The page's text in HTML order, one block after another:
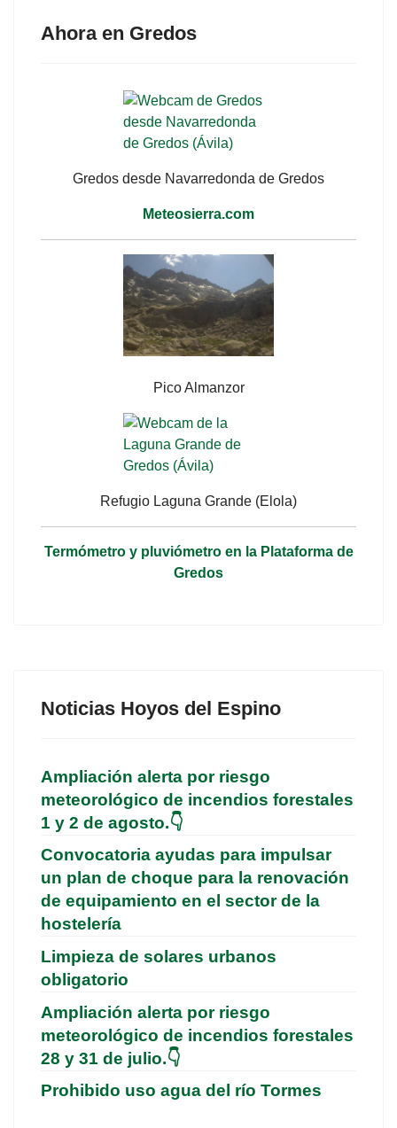
Ahora en Gredos
Gredos desde Navarredonda de Gredos
Meteosierra.com
Pico Almanzor
Refugio Laguna Grande (Elola)
Termómetro y pluviómetro en la Plataforma de
Gredos
Noticias Hoyos del Espino
Ampliación alerta por riesgo
meteorológico de incendios forestales
1 y 2 de agosto.👇
Convocatoria ayudas para impulsar
un plan de choque para la renovación
de equipamiento en el sector de la
hostelería
Limpieza de solares urbanos
obligatorio
Ampliación alerta por riesgo
meteorológico de incendios forestales
28 y 31 de julio.👇
Prohibido uso agua del río Tormes